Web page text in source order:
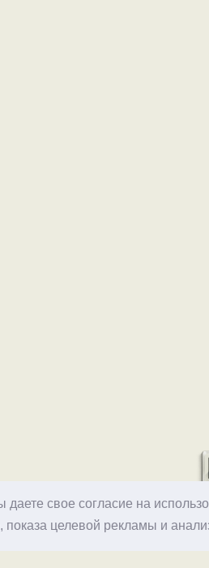
даете свое согласие на
целевой рекламы и